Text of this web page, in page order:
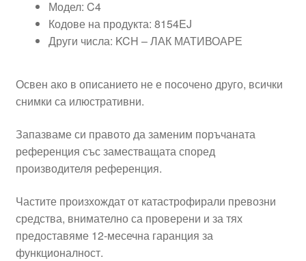
Модел: C4
Кодове на продукта: 8154EJ
Други числа: KCH – ЛАК МАТИВОАРЕ
Освен ако в описанието не е посочено друго, всички
снимки са илюстративни.
Запазваме си правото да заменим поръчаната
референция със заместващата според
производителя референция.
Частите произхождат от катастрофирали превозни
средства, внимателно са проверени и за тях
предоставяме 12-месечна гаранция за
функционалност.